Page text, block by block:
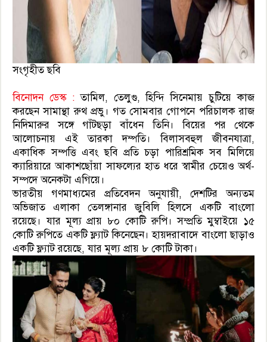
সংগৃহীত ছবি
বিনোদন ডেস্ক :তামিল, তেলুগু, হিন্দি সিনেমায় চুটিয়ে কাজ
করছেন সামান্থা রুথ প্রভু। গত সোমবার গোপনে পরিচালক রাজ
নিদিমারুর সঙ্গে গাঁটছড়া বাঁধেন তিনি। বিয়ের পর থেকে
আলোচনায় এই তারকা দম্পতি। বিলাসবহুল জীবনযাত্রা,
একাধিক সম্পত্তি এবং ছবি প্রতি চড়া পারিশ্রমিক সব মিলিয়ে
ক্যারিয়ারে আকাশছোঁয়া সাফল্যের হাত ধরে স্বামীর চেয়েও অর্থ-
সম্পদে অনেকটা এগিয়ে।
ভারতীয় গণমাধ্যমের প্রতিবেদন অনুযায়ী, দেশটির অন্যতম
অভিজাত এলাকা তেলঙ্গানার জুবিলি হিলসে একটি বাংলো
রয়েছে। যার মূল্য প্রায় ৮০ কোটি রুপি। সম্প্রতি মুম্বাইয়ে ১৫
কোটি রুপিতে একটি ফ্ল্যাট কিনেছেন। হায়দরাবাদে বাংলো ছাড়াও
একটি ফ্ল্যাট রয়েছে, যার মূল্য প্রায় ৮ কোটি টাকা।